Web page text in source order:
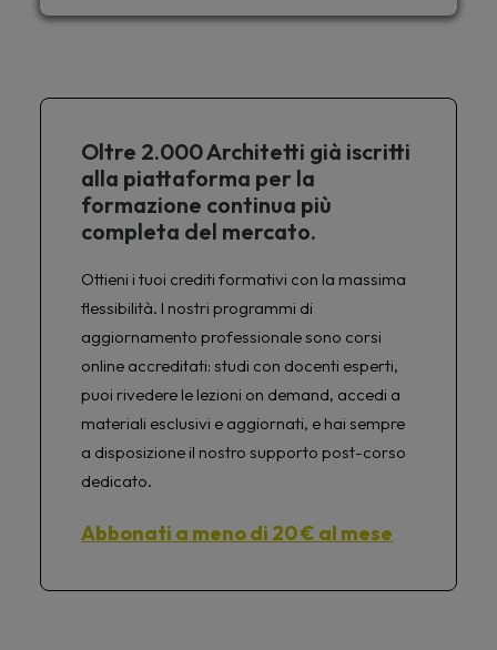
Oltre 2.000 Architetti già iscritti
alla piattaforma per la
formazione continua più
completa del mercato.
Ottieni i tuoi crediti formativi con la massima
flessibilità. I nostri programmi di
aggiornamento professionale sono corsi
online accreditati: studi con docenti esperti,
puoi rivedere le lezioni on demand, accedi a
materiali esclusivi e aggiornati, e hai sempre
a disposizione il nostro supporto post-corso
dedicato.
Abbonati a meno di 20 € al mese